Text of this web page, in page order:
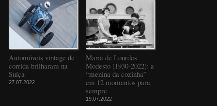
Automóveis vintage de
corrida brilharam na
Suíça
27.07.2022
Maria de Lourdes
Modesto (1930-2022): a
“menina da cozinha”
em 12 momentos para
sempre
19.07.2022